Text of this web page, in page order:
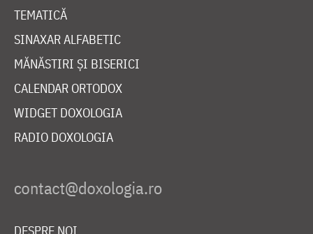
TEMATICĂ
SINAXAR ALFABETIC
MĂNĂSTIRI ȘI BISERICI
CALENDAR ORTODOX
WIDGET DOXOLOGIA
RADIO DOXOLOGIA